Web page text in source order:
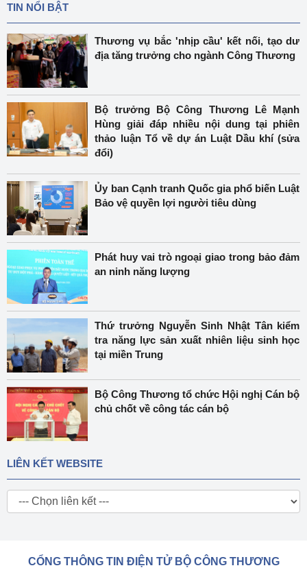
TIN NỔI BẬT
Thương vụ bắc 'nhịp cầu' kết nối, tạo dư
địa tăng trưởng cho ngành Công Thương
Bộ trưởng Bộ Công Thương Lê Mạnh
Hùng giải đáp nhiều nội dung tại phiên
thảo luận Tổ về dự án Luật Dầu khí (sửa
đổi)
Ủy ban Cạnh tranh Quốc gia phổ biến Luật
Bảo vệ quyền lợi người tiêu dùng
Phát huy vai trò ngoại giao trong bảo đảm
an ninh năng lượng
Thứ trưởng Nguyễn Sinh Nhật Tân kiểm
tra năng lực sản xuất nhiên liệu sinh học
tại miền Trung
Bộ Công Thương tổ chức Hội nghị Cán bộ
chủ chốt về công tác cán bộ
LIÊN KẾT WEBSITE
CỔNG THÔNG TIN ĐIỆN TỬ BỘ CÔNG THƯƠNG